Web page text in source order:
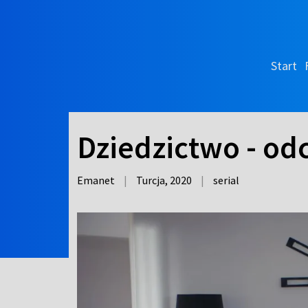
Start
Dziedzictwo -
Emanet | Turcja, 2020 | serial